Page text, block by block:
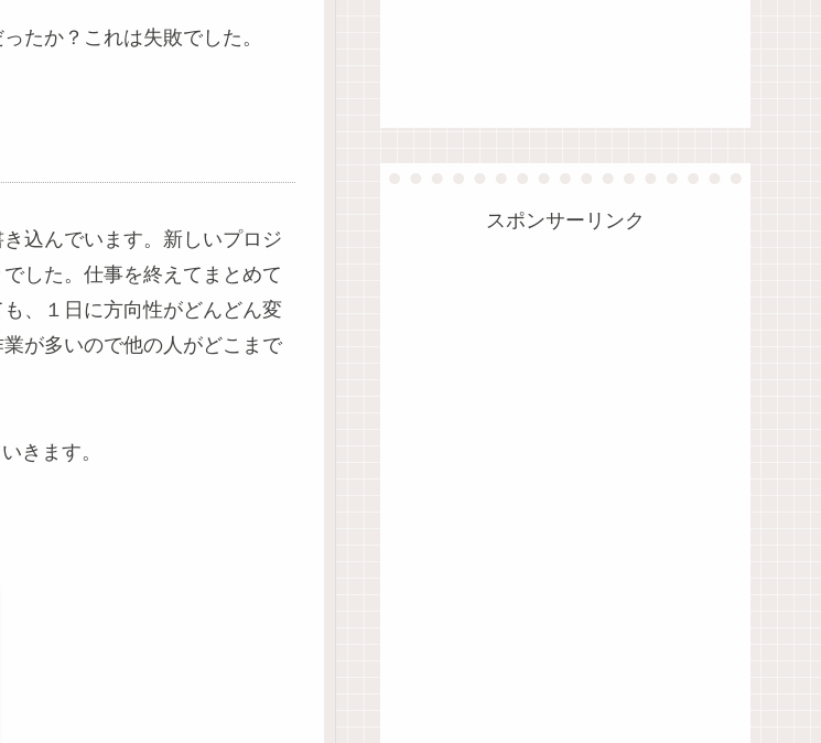
たか？これは失敗でした。
込んでいます。新しいプロジ
した。仕事を終えてまとめて
、１日に方向性がどんどん変
が多いので他の人がどこまで
きます。
スポンサーリンク